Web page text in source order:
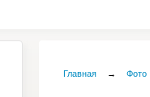
Главная → Фото